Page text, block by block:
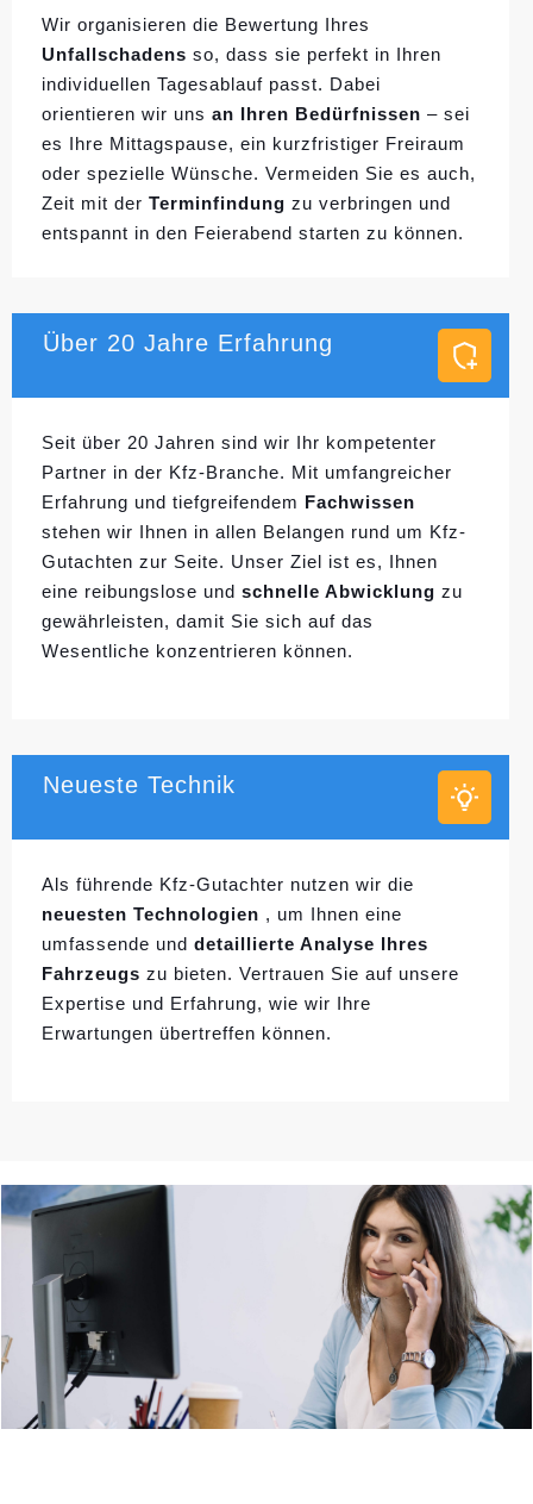
Wir organisieren die Bewertung Ihres
Unfallschadens so, dass sie perfekt in Ihren
individuellen Tagesablauf passt. Dabei
orientieren wir uns an Ihren Bedürfnissen – sei
es Ihre Mittagspause, ein kurzfristiger Freiraum
oder spezielle Wünsche. Vermeiden Sie es auch,
Zeit mit der Terminfindung zu verbringen und
entspannt in den Feierabend starten zu können.
Über 20 Jahre Erfahrung
Seit über 20 Jahren sind wir Ihr kompetenter
Partner in der Kfz-Branche. Mit umfangreicher
Erfahrung und tiefgreifendem Fachwissen
stehen wir Ihnen in allen Belangen rund um Kfz-
Gutachten zur Seite. Unser Ziel ist es, Ihnen
eine reibungslose und schnelle Abwicklung zu
gewährleisten, damit Sie sich auf das
Wesentliche konzentrieren können.
Neueste Technik
Als führende Kfz-Gutachter nutzen wir die
neuesten Technologien , um Ihnen eine
umfassende und detaillierte Analyse Ihres
Fahrzeugs zu bieten. Vertrauen Sie auf unsere
Expertise und Erfahrung, wie wir Ihre
Erwartungen übertreffen können.